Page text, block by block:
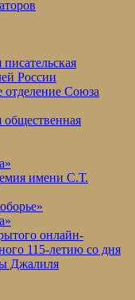
России
отделение Союза
общественная
имени С.Т.
онлайн-
115-летию со дня
Джалиля